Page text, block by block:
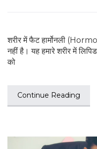
शरीर में फैट हार्मोनली
नहीं है। यह हमारे शरीर में
को
Continue Reading